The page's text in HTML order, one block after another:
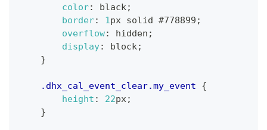
color: black;
border: 1px solid #778899 ;
overflow: hidden ;
display: block;
}
.dhx_cal_event_clear.my_event
{
height : 22px;
}